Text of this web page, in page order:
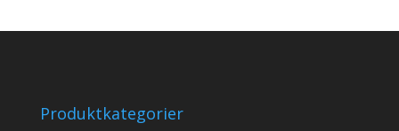
Produktkategorier